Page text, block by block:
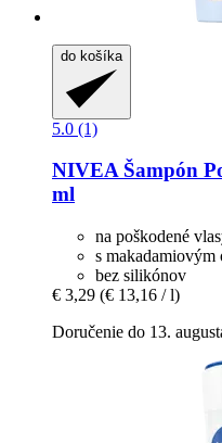
do košíka
5.0 (1)
NIVEAŠampón
ml
na poškodené
s makadamiovým
bez silikónov
€ 3,29 (€ 13,16 / l)
Doručenie do 13.